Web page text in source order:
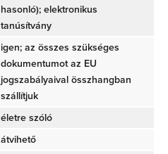
hasonló); elektronikus
tanúsítvány
igen; az összes szükséges
dokumentumot az EU
jogszabályaival összhangban
szállítjuk
életre szóló
átvihető